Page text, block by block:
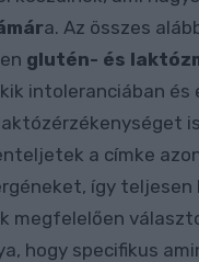
a. Az összes
glutén- és
intoleranciában
a címke
így
megfelelően
hogy specifikus